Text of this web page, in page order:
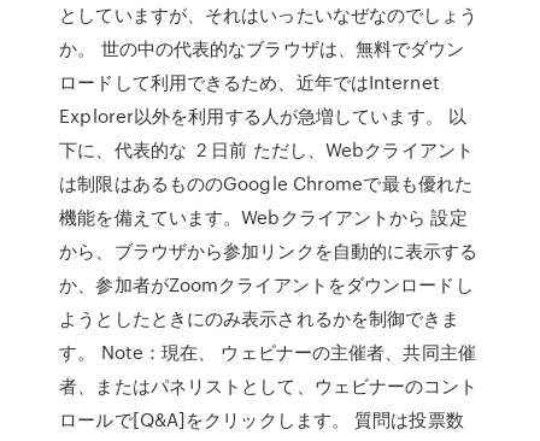
としていますが、それはいったいなぜなのでしょう
か。 世の中の代表的なブラウザは、無料でダウン
ロードして利用できるため、近年ではInternet
Explorer以外を利用する人が急増しています。 以
下に、代表的な 2 日前 ただし、Webクライアント
は制限はあるもののGoogle Chromeで最も優れた
機能を備えています。Webクライアントから 設定
から、ブラウザから参加リンクを自動的に表示する
か、参加者がZoomクライアントをダウンロードし
ようとしたときにのみ表示されるかを制御できま
す。 Note：現在、 ウェビナーの主催者、共同主催
者、またはパネリストとして、ウェビナーのコント
ロールで[Q&A]をクリックします。 質問は投票数